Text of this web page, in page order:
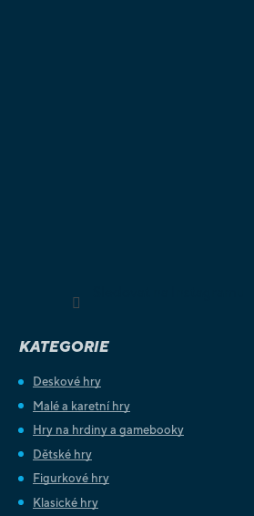
KATEGORIE
Deskové hry
Malé a karetní hry
Hry na hrdiny a gamebooky
Dětské hry
Figurkové hry
Klasické hry